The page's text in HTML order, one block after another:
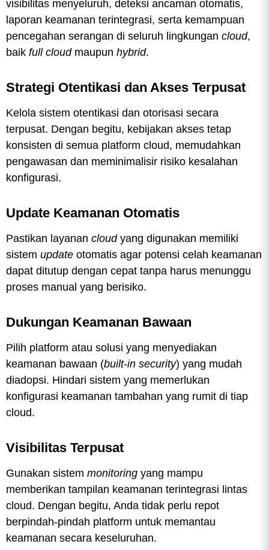
visibilitas menyeluruh, deteksi ancaman otomatis,
laporan keamanan terintegrasi, serta kemampuan
pencegahan serangan di seluruh lingkungan cloud,
baik full cloudmaupun hybrid.
Strategi Otentikasi dan Akses Terpusat
Kelola sistem otentikasi dan otorisasi secara
terpusat. Dengan begitu, kebijakan akses tetap
konsisten di semua platform cloud, memudahkan
pengawasan dan meminimalisir risiko kesalahan
konfigurasi.
Update Keamanan Otomatis
Pastikan layanan cloud yang digunakan memiliki
sistem update otomatis agar potensi celah keamanan
dapat ditutup dengan cepat tanpa harus menunggu
proses manual yang berisiko.
Dukungan Keamanan Bawaan
Pilih platform atau solusi yang menyediakan
keamanan bawaan (built-in security) yang mudah
diadopsi. Hindari sistem yang memerlukan
konfigurasi keamanan tambahan yang rumit di tiap
cloud.
Visibilitas Terpusat
Gunakan sistem monitoring yang mampu
memberikan tampilan keamanan terintegrasi lintas
cloud. Dengan begitu, Anda tidak perlu repot
berpindah-pindah platform untuk memantau
keamanan secara keseluruhan.